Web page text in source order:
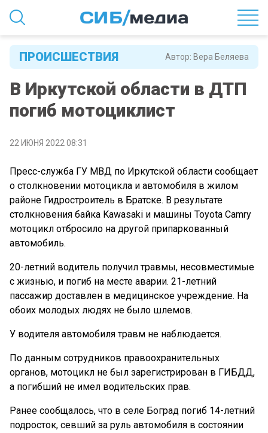
Автор: Вера Беляева
ПРОИСШЕСТВИЯ
В Иркутской области в ДТП
погиб мотоциклист
22 ИЮНЯ 2022 08:31
Пресс-служба ГУ МВД по Иркутской области сообщает
о столкновении мотоцикла и автомобиля в жилом
районе Гидростроитель в Братске. В результате
столкновения байка Kawasaki и машины Toyota Camry
мотоцикл отбросило на другой припаркованный
автомобиль.
20-летний водитель получил травмы, несовместимые
с жизнью, и погиб на месте аварии. 21-летний
пассажир доставлен в медицинское учреждение. На
обоих молодых людях не было шлемов.
У водителя автомобиля травм не наблюдается.
По данным сотрудников правоохранительных
органов, мотоцикл не был зарегистрирован в ГИБДД,
а погибший не имел водительских прав.
Ранее сообщалось, что в селе Боград погиб 14-летний
подросток, севший за руль автомобиля в состоянии